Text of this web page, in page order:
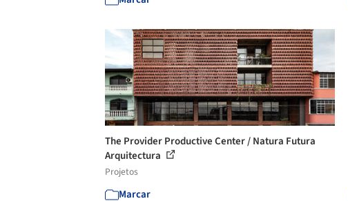
The Provider Productive Center / Natura Futura
Arquitectura
Projetos
Marcar